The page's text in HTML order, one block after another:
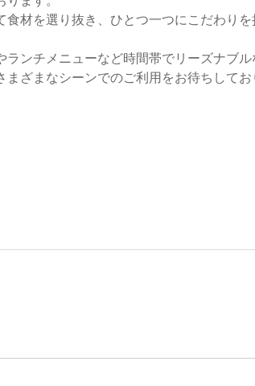
食材を選り抜き、ひとつ一つにこだわり
ランチメニューなど時間帯でリーズナブ
まざまなシーンでのご利用をお待ちしてお